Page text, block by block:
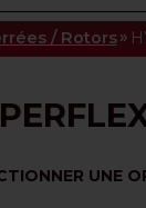
/ Rotors»
UNE